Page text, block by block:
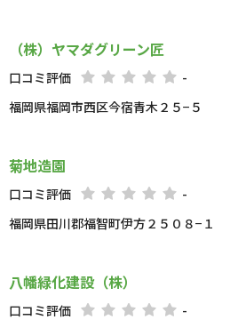
（株）ヤマダグリーン匠
口コミ評価
-
福岡県福岡市西区今宿青木２５−５
菊地造園
口コミ評価
-
福岡県田川郡福智町伊方２５０８−１
八幡緑化建設（株）
口コミ評価
-